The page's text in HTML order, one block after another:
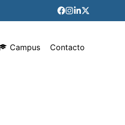
Campus Contacto